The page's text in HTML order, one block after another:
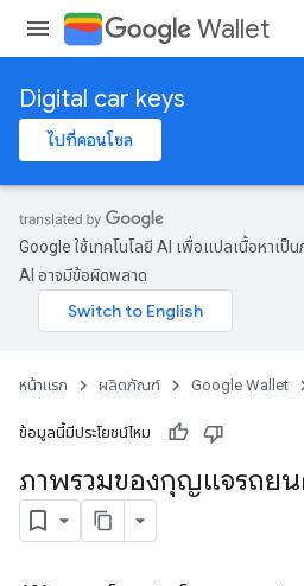
Wallet
Digital car keys
ไปที่คอนโซล
Google ใช้เทคโนโลยี AI เพื่อแปลเนื้อหาเ
AI อาจมีข้อผิดพลาด
หน้าแรก ผลิตภัณฑ์ Google Wallet
ข้อมูลนี้มีประโยชน์ไหม
ภาพรวมของกุญแจรถย